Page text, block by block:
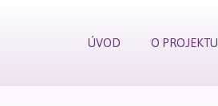
ÚVOD O PROJEKTU